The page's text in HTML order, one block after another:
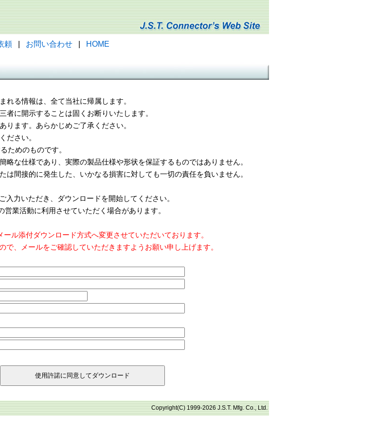
頼 お問い合わせ HOME
れる情報は、全て当社に帰属します。
者に開示することは固くお断りいたします。
ります。あらかじめご了承ください。
ださい。
ためのものです。
な仕様であり、実際の製品仕様や形状を保証するものではありません。
間接的に発生した、いかなる損害に対しても一切の責任を負いません。
力いただき、ダウンロードを開始してください。
業活動に利用させていただく場合があります。
ル添付ダウンロード方式へ変更させていただいております。
で、メールをご確認していただきますようお願い申し上げます。
Copyright(C) 1999-2026 J.S.T. Mfg. Co., Ltd.